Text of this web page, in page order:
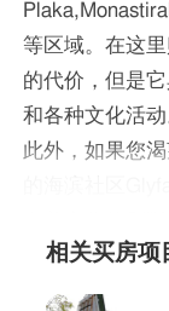
等区域。在这
的代价，但是
和各种文化活动
此外，如果您
的海滨社区
以及许多咖啡
2、西南雅典-
相关买房项